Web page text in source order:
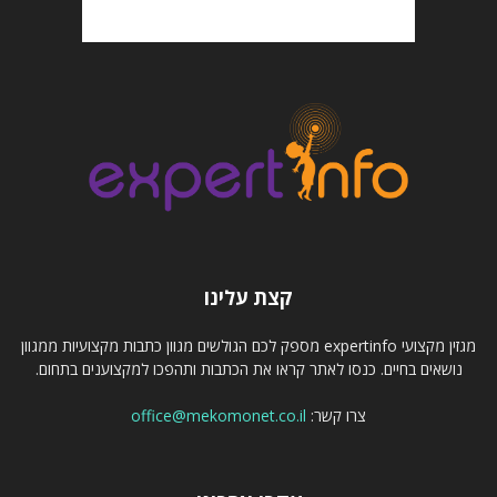
קצת עלינו
מגזין מקצועי expertinfo מספק לכם הגולשים מגוון כתבות מקצועיות ממגוון
נושאים בחיים. כנסו לאתר קראו את הכתבות ותהפכו למקצוענים בתחום.
צרו קשר: office@mekomonet.co.il